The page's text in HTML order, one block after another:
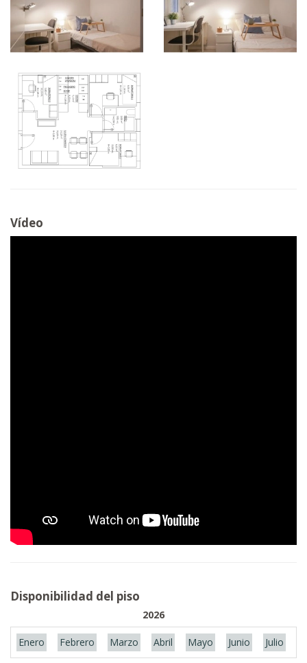
Vídeo
Disponibilidad del piso
2026
Enero Febrero Marzo Abril Mayo Junio Julio